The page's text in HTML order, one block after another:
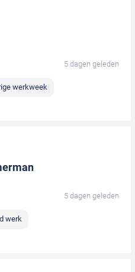
5 dagen geleden
werkweek
5 dagen geleden
werk